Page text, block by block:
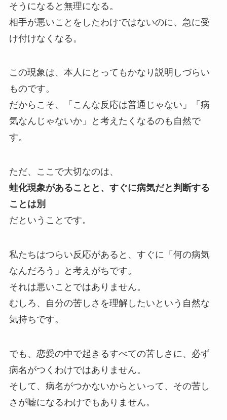
そうになると無理になる。
相手が悪いことをしたわけではないのに、急に受
け付けなくなる。
この現象は、本人にとってもかなり説明しづらい
ものです。
だからこそ、「こんな反応は普通じゃない」「病
気なんじゃないか」と考えたくなるのも自然で
す。
ただ、ここで大切なのは、
蛙化現象があることと、すぐに病気だと判断する
ことは別
だということです。
私たちはつらい反応があると、すぐに「何の病気
なんだろう」と考えがちです。
それは悪いことではありません。
むしろ、自分の苦しさを理解したいという自然な
気持ちです。
でも、恋愛の中で起きるすべての苦しさに、必ず
病名がつくわけではありません。
そして、病名がつかないからといって、その苦し
さが嘘になるわけでもありません。